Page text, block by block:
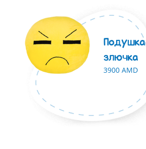
Подушка
злючка
3900 AMD